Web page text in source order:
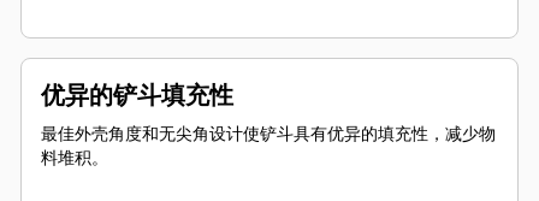
优异的铲斗填充性
最佳外壳角度和无尖角设计使铲斗具有优异的填充性，减少物
料堆积。